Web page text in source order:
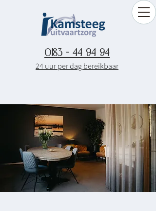
0183 - 44 94 94
24 uur per dag bereikbaar